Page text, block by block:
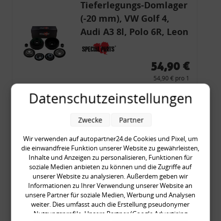
Tieferlegungs-Domlager
(-20 mm), VW Golf 4,
Audi A3 8l, Polo 6R, Leon
54,90 €
54,90 € pro 1
Merkzettel
Zum Artikel
Rückleuchtenband mit
Blinker, rot, US-Ecken,
Audi 80 Cabrio, Typ 89,
OE-Nr.: 8G0945225 +
8G0945225C
Datenschutzeinstellungen
Wir verwenden auf autopartner24.de Cookies und Pixel, um
die einwandfreie Funktion unserer Website zu gewährleisten,
Inhalte und Anzeigen zu personalisieren, Funktionen für
soziale Medien anbieten zu können und die Zugriffe auf
unserer Website zu analysieren. Außerdem geben wir
Informationen zu Ihrer Verwendung unserer Website an
unsere Partner für soziale Medien, Werbung und Analysen
weiter. Dies umfasst auch die Erstellung pseudonymer
Nutzungsprofile. Unsere Partner (Google Advertising
Zwecke Partner